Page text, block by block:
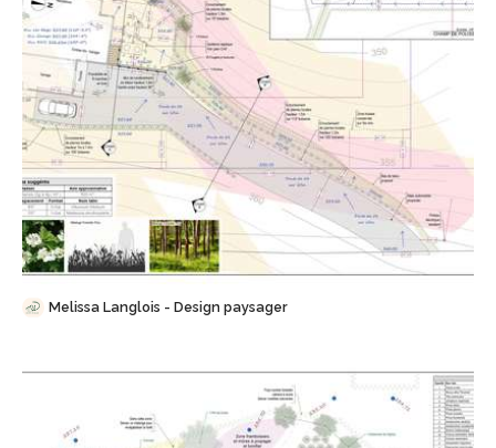
Sauvegarder
Melissa Langlois - Design paysager